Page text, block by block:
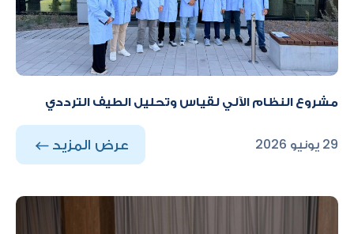
مشروع النظام الآلي لقياس وتحليل الطيف الترددي
29 يونيو 2026 عرض المزيد